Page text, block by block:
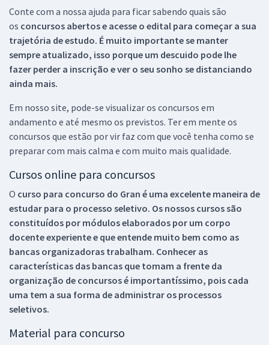
Conte com a nossa ajuda para ficar sabendo quais são
os concursos abertos e acesse o edital para começar a sua
trajetória de estudo. É muito importante se manter
sempre atualizado, isso porque um descuido pode lhe
fazer perder a inscrição e ver o seu sonho se distanciando
ainda mais.
Em nosso site, pode-se visualizar os concursos em
andamento e até mesmo os previstos. Ter em mente os
concursos que estão por vir faz com que você tenha como se
preparar com mais calma e com muito mais qualidade.
Cursos online para concursos
O curso para concurso do Gran é uma excelente maneira de
estudar para o processo seletivo. Os nossos cursos são
constituídos por módulos elaborados por um corpo
docente experiente e que entende muito bem como as
bancas organizadoras trabalham. Conhecer as
características das bancas que tomam a frente da
organização de concursos é importantíssimo, pois cada
uma tem a sua forma de administrar os processos
seletivos.
Material para concurso